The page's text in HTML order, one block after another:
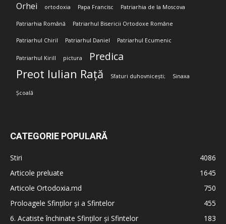
Orhei ortodoxia Papa Francisc Patriarhia de la Moscova
Patriarhia Română Patriarhul Bisericii Ortodoxe Române
Patriarhul Chiril Patriarhul Daniel Patriarhul Ecumenic
Patriarhul Kirill pictura Predica
Preot Iulian Rață Sfaturi duhovnicești; Sinaxa
Școală
CATEGORIE POPULARĂ
Stiri
4086
Articole preluate
1645
Articole Ortodoxia.md
750
Proloagele Sfinților și a Sfintelor
455
6. Acatiste închinate Sfinților și Sfintelor
183